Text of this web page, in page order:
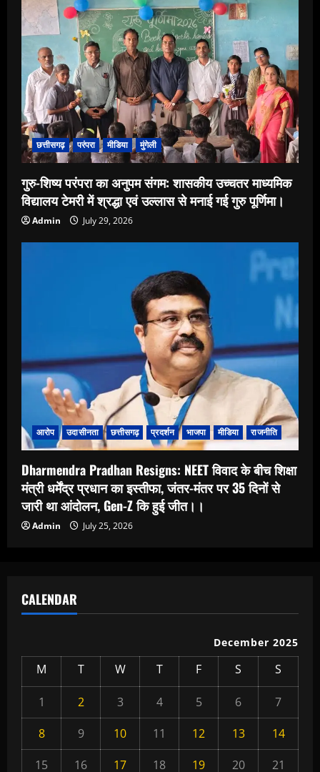
छत्तीसगढ़ परंपरा मीडिया मुंगेली
गुरु-शिष्य परंपरा का अनुपम संगम: शासकीय उच्चतर माध्यमिक
विद्यालय टेमरी में श्रद्धा एवं उल्लास से मनाई गई गुरु पूर्णिमा।
Admin July 29, 2026
आरोप उदासीनता छत्तीसगढ़ प्रदर्शन भाजपा मीडिया राजनीति
Dharmendra Pradhan Resigns: NEET विवाद के बीच शिक्षा
मंत्री धर्मेंद्र प्रधान का इस्तीफा, जंतर-मंतर पर 35 दिनों से
जारी था आंदोलन, Gen-Z कि हुई जीत।।
Admin July 25, 2026
CALENDAR
December 2025
M T W T F S S
1 2 3 4 5 6
7
8
9 10 11 12 13
14
15
16 17 18 19 20 21